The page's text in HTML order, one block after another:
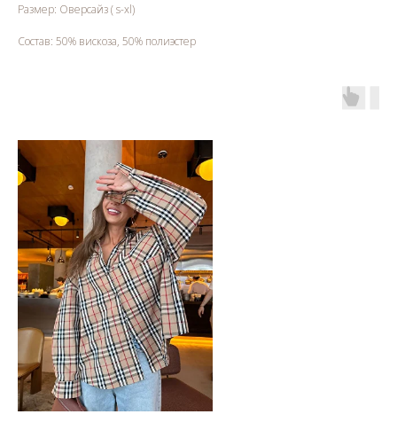
Размер: Оверсайз ( s-xl)
Состав: 50% вискоза, 50% полиэстер